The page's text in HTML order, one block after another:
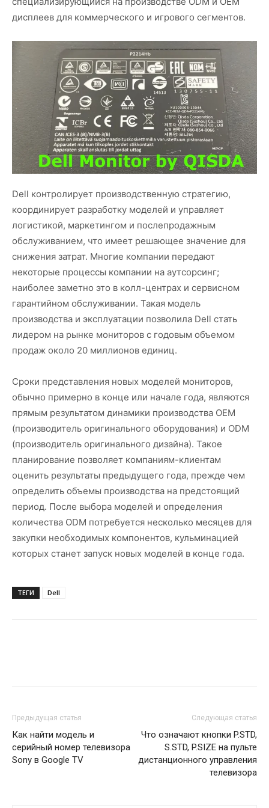
дисплеев для коммерческого и игрового сегментов.
Dell контролирует производственную стратегию,
координирует разработку моделей и управляет
логистикой, маркетингом и послепродажным
обслуживанием, что имеет решающее значение для
снижения затрат. Многие компании передают
некоторые процессы компании на аутсорсинг;
наиболее заметно это в колл-центрах и сервисном
гарантийном обслуживании. Такая модель
производства и эксплуатации позволила Dell стать
лидером на рынке мониторов с годовым объемом
продаж около 20 миллионов единиц.
Сроки представления новых моделей мониторов,
обычно примерно в конце или начале года, являются
прямым результатом динамики производства OEM
(производитель оригинального оборудования) и ODM
(производитель оригинального дизайна). Такое
планирование позволяет компаниям-клиентам
оценить результаты предыдущего года, прежде чем
определить объемы производства на предстоящий
период. После выбора моделей и определения
количества ODM потребуется несколько месяцев для
закупки необходимых компонентов, кульминацией
которых станет запуск новых моделей в конце года.
ТЕГИ Dell
Предыдущая статья
Как найти модель и
серийный номер телевизора
Sony в Google TV
Следующая статья
Что означают кнопки P.STD,
S.STD, P.SIZE на пульте
дистанционного управления
телевизора